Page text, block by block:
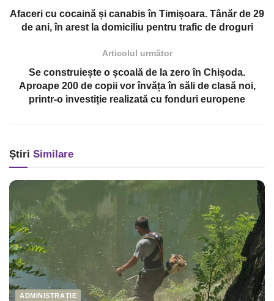
Afaceri cu cocaină și canabis în Timișoara. Tânăr de 29
de ani, în arest la domiciliu pentru trafic de droguri
Articolul următor
Se construiește o școală de la zero în Chișoda.
Aproape 200 de copii vor învăța în săli de clasă noi,
printr-o investiție realizată cu fonduri europene
Știri Similare
ADMINISTRAȚIE